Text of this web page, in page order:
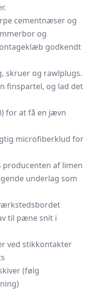
cementnæser og
og
godkendt
skruer og rawlplugs.
finspartel, og lad det
for at få en jævn
microfiberklud for
producenten af limen
underlag som
til pæne snit i
ved stikkontakter
(følg